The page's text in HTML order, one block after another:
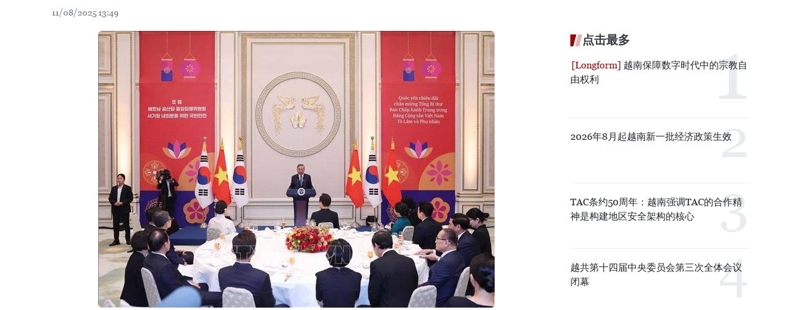
11/08/2025 13:49
点击最多
越南保障数字时代中的宗教自
由权利
2026年8月起越南新一批经济政策生效
TAC条约50周年：越南强调TAC的合作精
神是构建地区安全架构的核心
越共第十四届中央委员会第三次全体会议
闭幕